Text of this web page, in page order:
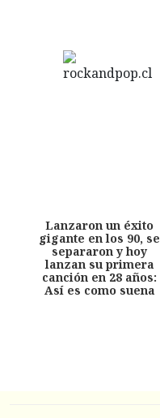
Lanzaron un éxito
gigante en los 90, se
separaron y hoy
lanzan su primera
canción en 28 años:
Así es como suena